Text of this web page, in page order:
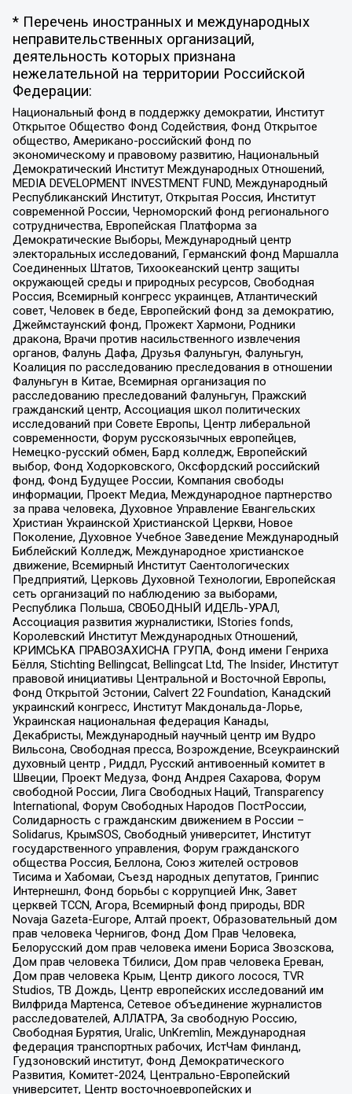
* Перечень иностранных и международных
неправительственных организаций,
деятельность которых признана
нежелательной на территории Российской
Федерации:
Национальный фонд в поддержку демократии, Институт
Открытое Общество Фонд Содействия, Фонд Открытое
общество, Американо-российский фонд по
экономическому и правовому развитию, Национальный
Демократический Институт Международных Отношений,
MEDIA DEVELOPMENT INVESTMENT FUND, Международный
Республиканский Институт, Открытая Россия, Институт
современной России, Черноморский фонд регионального
сотрудничества, Европейская Платформа за
Демократические Выборы, Международный центр
электоральных исследований, Германский фонд Маршалла
Соединенных Штатов, Тихоокеанский центр защиты
окружающей среды и природных ресурсов, Свободная
Россия, Всемирный конгресс украинцев, Атлантический
совет, Человек в беде, Европейский фонд за демократию,
Джеймстаунский фонд, Прожект Хармони, Родники
дракона, Врачи против насильственного извлечения
органов, Фалунь Дафа, Друзья Фалуньгун, Фалуньгун,
Коалиция по расследованию преследования в отношении
Фалуньгун в Китае, Всемирная организация по
расследованию преследований Фалуньгун, Пражский
гражданский центр, Ассоциация школ политических
исследований при Совете Европы, Центр либеральной
современности, Форум русскоязычных европейцев,
Немецко-русский обмен, Бард колледж, Европейский
выбор, Фонд Ходорковского, Оксфордский российский
фонд, Фонд Будущее России, Компания свободы
информации, Проект Медиа, Международное партнерство
за права человека, Духовное Управление Евангельских
Христиан Украинской Христианской Церкви, Новое
Поколение, Духовное Учебное Заведение Международный
Библейский Колледж, Международное христианское
движение, Всемирный Институт Саентологических
Предприятий, Церковь Духовной Технологии, Европейская
сеть организаций по наблюдению за выборами,
Республика Польша, СВОБОДНЫЙ ИДЕЛЬ-УРАЛ,
Ассоциация развития журналистики, IStories fonds,
Королевский Институт Международных Отношений,
КРИМСЬКА ПРАВОЗАХИСНА ГРУПА, Фонд имени Генриха
Бёлля, Stichting Bellingcat, Bellingcat Ltd, The Insider, Институт
правовой инициативы Центральной и Восточной Европы,
Фонд Открытой Эстонии, Calvert 22 Foundation, Канадский
украинский конгресс, Институт Макдональда-Лорье,
Украинская национальная федерация Канады,
Декабристы, Международный научный центр им Вудро
Вильсона, Свободная пресса, Возрождение, Всеукраинский
духовный центр , Риддл, Русский антивоенный комитет в
Швеции, Проект Медуза, Фонд Андрея Сахарова, Форум
свободной России, Лига Свободных Наций, Transparеncy
International, Форум Свободных Народов ПостРоссии,
Солидарность с гражданским движением в России –
Solidarus, КрымSOS, Свободный университет, Институт
государственного управления, Форум гражданского
общества Россия, Беллона, Союз жителей островов
Тисима и Хабомаи, Съезд народных депутатов, Гринпис
Интернешнл, Фонд борьбы с коррупцией Инк, Завет
церквей TCCN, Агора, Всемирный фонд природы, BDR
Novaja Gazeta-Europe, Алтай проект, Образовательный дом
прав человека Чернигов, Фонд Дом Прав Человека,
Белорусский дом прав человека имени Бориса Звозскова,
Дом прав человека Тбилиси, Дом прав человека Ереван,
Дом прав человека Крым, Центр дикого лосося, TVR
Studios, ТВ Дождь, Центр европейских исследований им
Вилфрида Мартенса, Сетевое объединение журналистов
расследователей, АЛЛАТРА, За свободную Россию,
Свободная Бурятия, Uralic, UnKremlin, Международная
федерация транспортных рабочих, ИстЧам Финланд,
Гудзоновский институт, Фонд Демократического
Развития, Комитет-2024, Центрально-Европейский
университет, Центр восточноевропейских и